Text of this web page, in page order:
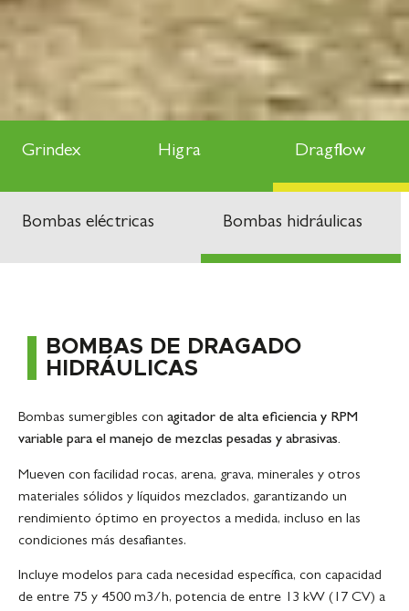
Grindex Higra Dragflow
Bombas eléctricas Bombas hidráulicas
BOMBAS DE DRAGADO
HIDRÁULICAS
Bombas sumergibles con agitador de alta eficiencia y RPM
variable para el manejo de mezclas pesadas y abrasivas.
Mueven con facilidad rocas, arena, grava, minerales y otros
materiales sólidos y líquidos mezclados, garantizando un
rendimiento óptimo en proyectos a medida, incluso en las
condiciones más desafiantes.
Incluye modelos para cada necesidad específica, con capacidad
de entre 75 y 4500 m3/h, potencia de entre 13 kW (17 CV) a